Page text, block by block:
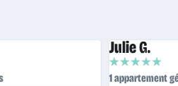
Julie G.
★★★★★
1 appartement